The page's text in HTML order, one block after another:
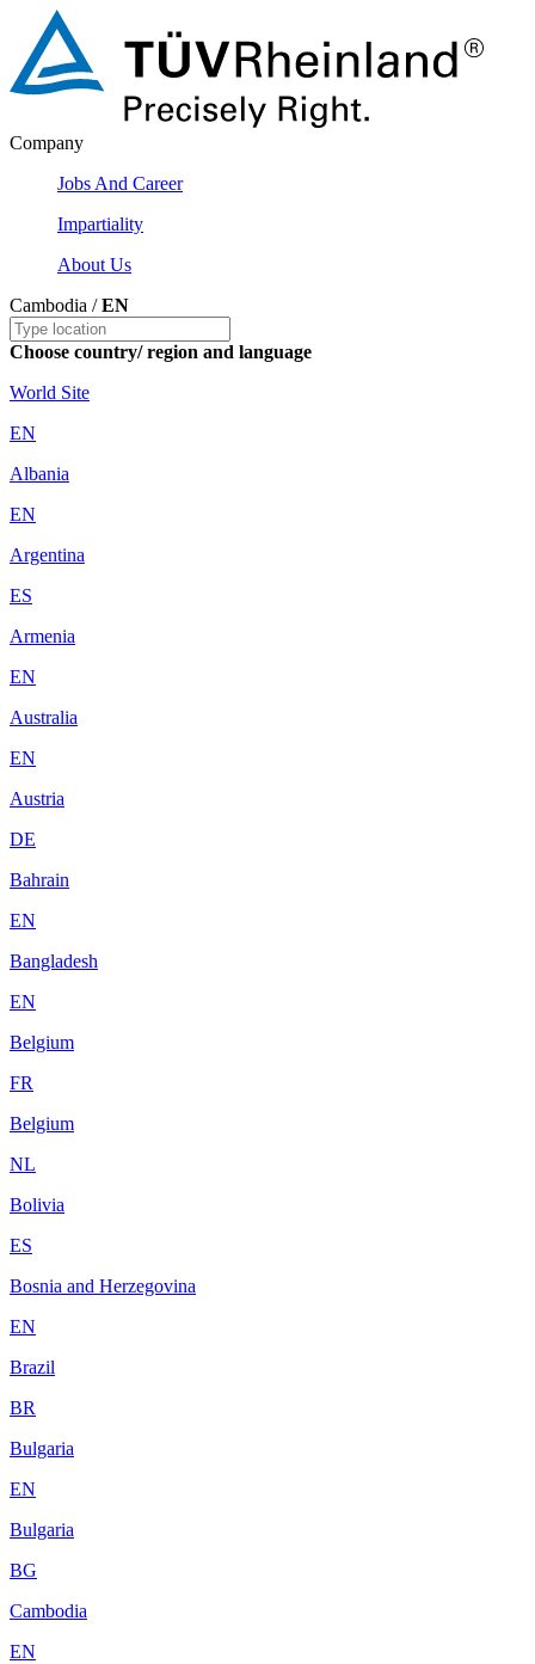
Company
Jobs And Career
Impartiality
About Us
Cambodia /EN
Choose country/ region and language
World Site
EN
Albania
EN
Argentina
ES
Armenia
EN
Australia
EN
Austria
DE
Bahrain
EN
Bangladesh
EN
Belgium
FR
Belgium
NL
Bolivia
ES
Bosnia and Herzegovina
EN
Brazil
BR
Bulgaria
EN
Bulgaria
BG
Cambodia
EN